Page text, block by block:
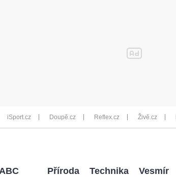
iSport.cz Doupě.cz Reflex.cz Živě.cz
Příroda Technika Vesmír